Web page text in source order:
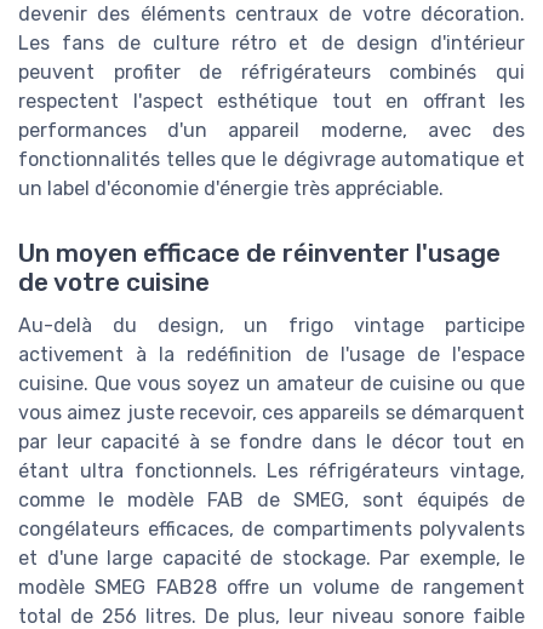
devenir des éléments centraux de votre décoration.
Les fans de culture rétro et de design d'intérieur
peuvent profiter de réfrigérateurs combinés qui
respectent l'aspect esthétique tout en offrant les
performances d'un appareil moderne, avec des
fonctionnalités telles que le dégivrage automatique et
un label d'économie d'énergie très appréciable.
Un moyen efficace de réinventer l'usage
de votre cuisine
Au-delà du design, un frigo vintage participe
activement à la redéfinition de l'usage de l'espace
cuisine. Que vous soyez un amateur de cuisine ou que
vous aimez juste recevoir, ces appareils se démarquent
par leur capacité à se fondre dans le décor tout en
étant ultra fonctionnels. Les réfrigérateurs vintage,
comme le modèle FAB de SMEG, sont équipés de
congélateurs efficaces, de compartiments polyvalents
et d'une large capacité de stockage. Par exemple, le
modèle SMEG FAB28 offre un volume de rangement
total de 256 litres. De plus, leur niveau sonore faible